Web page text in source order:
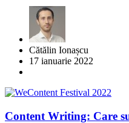
Cătălin Ionașcu
17 ianuarie 2022
Content Writing: Care